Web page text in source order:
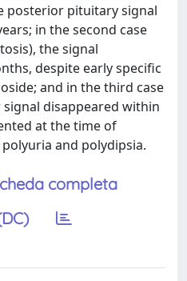
posterior pituitary signal
in the second case
the signal
despite early specific
and in the third case
disappeared within
at the time of
and polydipsia.
completa